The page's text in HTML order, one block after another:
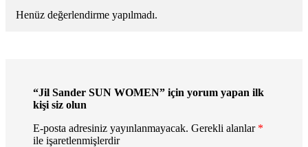
Henüz değerlendirme yapılmadı.
“Jil Sander SUN WOMEN” için yorum yapan ilk
kişi siz olun
E-posta adresiniz yayınlanmayacak. Gerekli alanlar *
ile işaretlenmişlerdir